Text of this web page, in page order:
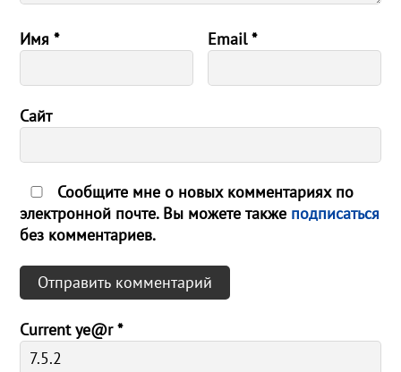
Имя* Email*
Сайт
Сообщите мне о новых комментариях по
электронной почте. Вы можете также подписаться
без комментариев.
Current ye@r*